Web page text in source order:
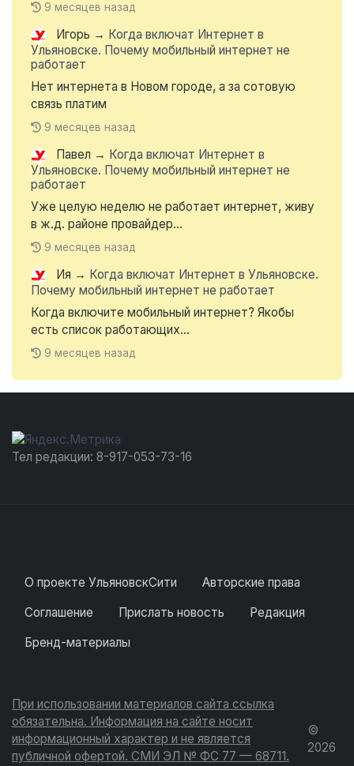
9 месяцев назад
Игорь → Когда включат Интернет в
Ульяновске. Почему мобильный интернет не
работает
Нет интернета в Новом городе, а за сотовую
связь платим
9 месяцев назад
Павел → Когда включат Интернет в
Ульяновске. Почему мобильный интернет не
работает
Уже целую неделю не работает интернет, живу
в ж.д. районе провайдер...
9 месяцев назад
Ия → Когда включат Интернет в Ульяновске.
Почему мобильный интернет не работает
Когда включите мобильный интернет? Якобы
есть список работающих...
9 месяцев назад
Тел редакции: 8-917-053-73-16
О проекте УльяновскСити
Авторские права
Соглашение
Прислать новость
Редакция
Бренд-материалы
При использовании материалов сайта ссылка
обязательна. Информация на сайте носит
информационный характер и не является
публичной офертой. СМИ ЭЛ № ФС 77 — 68711.
©
2026